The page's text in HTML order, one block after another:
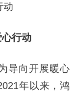
动
行动
向开展暖心
年以来，鸿